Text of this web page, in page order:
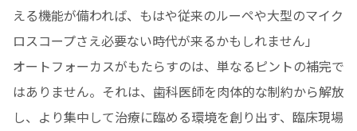
える機能が備われば、もはや従来のルーペや大型のマイク
ロスコープさえ必要ない時代が来るかもしれません」
オートフォーカスがもたらすのは、単なるピントの補完で
はありません。それは、歯科医師を肉体的な制約から解放
し、より集中して治療に臨める環境を創り出す、臨床現場